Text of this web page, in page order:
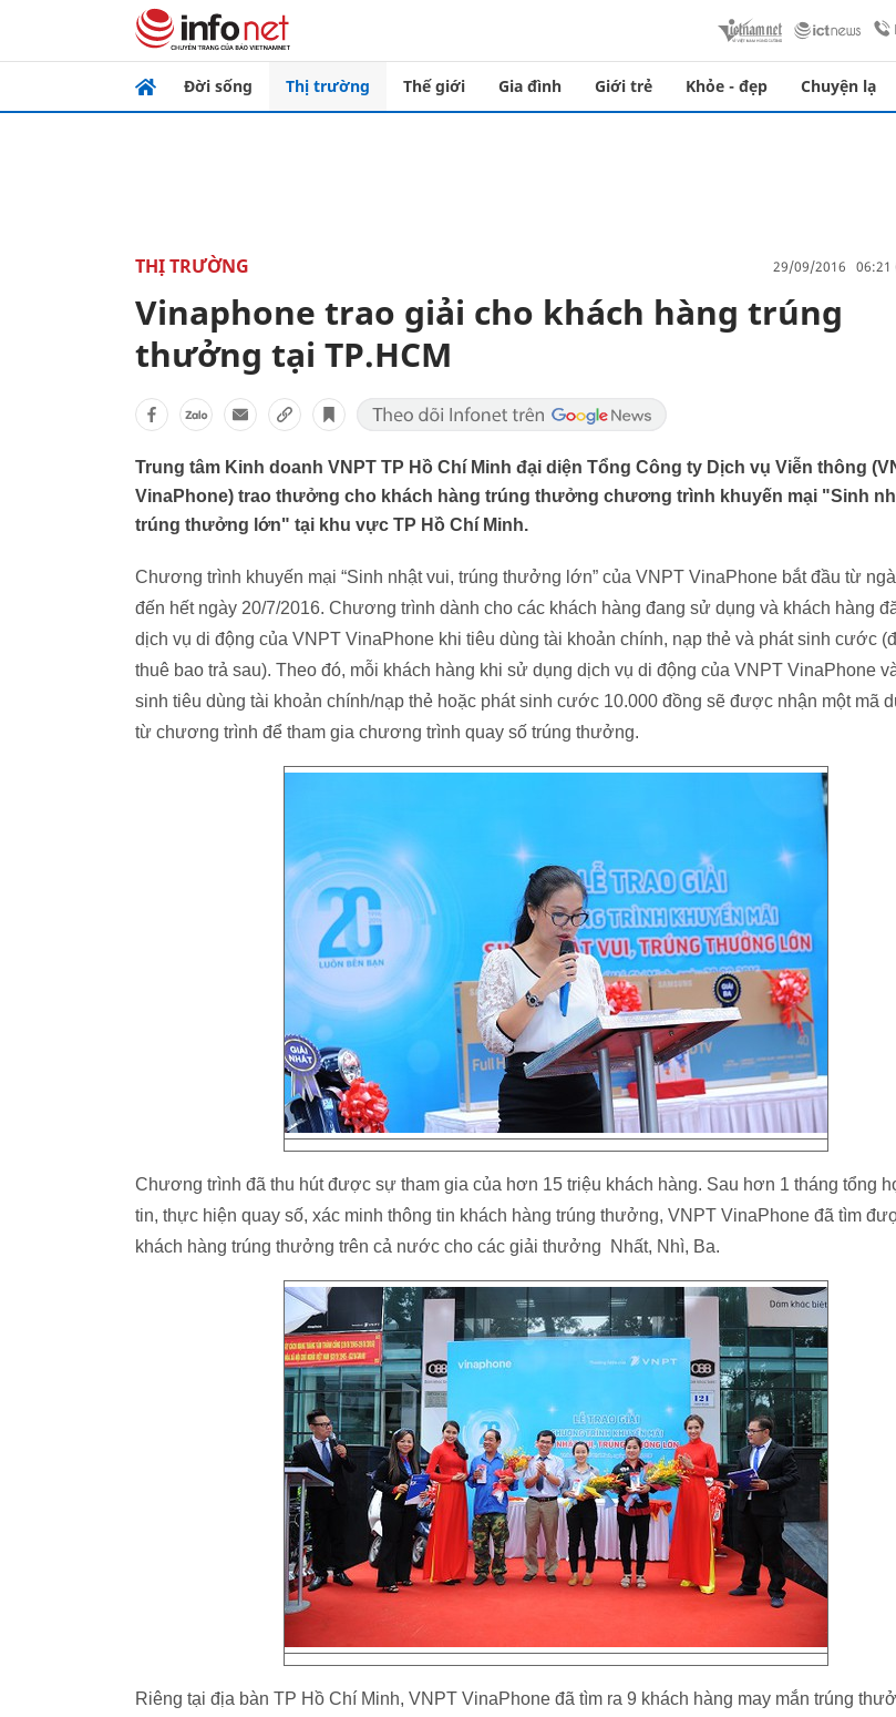
Đời sống Thị trường Thế giới Gia đình Giới trẻ Khỏe - đẹp Chuyện lạ
THỊ TRƯỜNG 29/09/2016 06:21
Vinaphone trao giải cho khách hàng trúng
thưởng tại TP.HCM
Trung tâm Kinh doanh VNPT TP Hồ Chí Minh đại diện Tổng Công ty Dịch vụ Viễn thông
VinaPhone) trao thưởng cho khách hàng trúng thưởng chương trình khuyến mại "Sinh
trúng thưởng lớn" tại khu vực TP Hồ Chí Minh.
Chương trình khuyến mại “Sinh nhật vui, trúng thưởng lớn” của VNPT VinaPhone bắt đầu từ
đến hết ngày 20/7/2016. Chương trình dành cho các khách hàng đang sử dụng và khách hàng
dịch vụ di động của VNPT VinaPhone khi tiêu dùng tài khoản chính, nạp thẻ và phát sinh cước
thuê bao trả sau). Theo đó, mỗi khách hàng khi sử dụng dịch vụ di động của VNPT VinaPhone
sinh tiêu dùng tài khoản chính/nạp thẻ hoặc phát sinh cước 10.000 đồng sẽ được nhận một mã
từ chương trình để tham gia chương trình quay số trúng thưởng.
Chương trình đã thu hút được sự tham gia của hơn 15 triệu khách hàng. Sau hơn 1 tháng tổng
tin, thực hiện quay số, xác minh thông tin khách hàng trúng thưởng, VNPT VinaPhone đã tìm
khách hàng trúng thưởng trên cả nước cho các giải thưởng Nhất, Nhì, Ba.
Riêng tại địa bàn TP Hồ Chí Minh, VNPT VinaPhone đã tìm ra 9 khách hàng may mắn trúng